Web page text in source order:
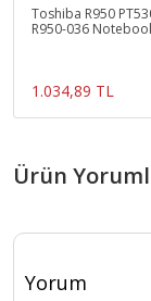
Toshiba R950
R950-036
1.034,89 TL
Ürün
Yorum